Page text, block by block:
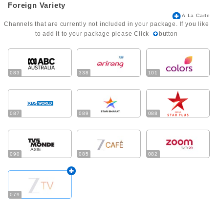
Foreign Variety
Ā La Carte
Channels that are currently not included in your package. If you like
to add it to your package please Click
button
083 338 101
087 089 088
090 085 082
079